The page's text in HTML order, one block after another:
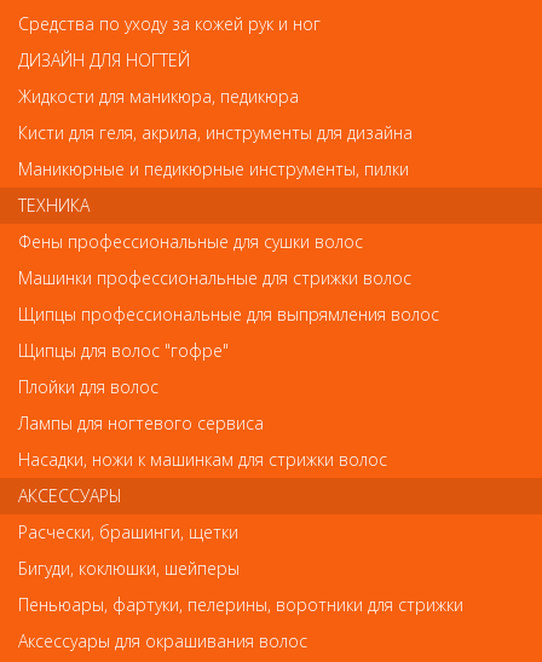
Обратите внимание
ANF» может отличаться от фотографий на сайте. Несовпадение
внешнего вида и комплектности реального товара с
фотографиями и описанием на сайте не является показателем
ненадлежащего качества товара.
Так же советуем посмотреть
Средства по уходу за кожей рук и ног
ДИЗАЙН ДЛЯ НОГТЕЙ
Жидкости для маникюра, педикюра
Кисти для геля, акрила, инструменты для дизайна
Маникюрные и педикюрные инструменты, пилки
ТЕХНИКА
Фены профессиональные для сушки волос
Машинки профессиональные для стрижки волос
Щипцы профессиональные для выпрямления волос
Щипцы для волос "гофре"
Плойки для волос
Лампы для ногтевого сервиса
Насадки, ножи к машинкам для стрижки волос
АКСЕССУАРЫ
Расчески, брашинги, щетки
Бигуди, коклюшки, шейперы
Пеньюары, фартуки, пелерины, воротники для стрижки
Аксессуары для окрашивания волос